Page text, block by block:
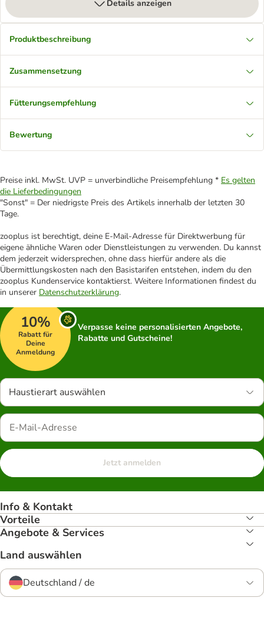
Details anzeigen
Produktbeschreibung
Zusammensetzung
Fütterungsempfehlung
Bewertung
Preise inkl. MwSt. UVP = unverbindliche Preisempfehlung * Es gelten
die Lieferbedingungen
"Sonst" = Der niedrigste Preis des Artikels innerhalb der letzten 30
Tage.
zooplus ist berechtigt, deine E-Mail-Adresse für Direktwerbung für
eigene ähnliche Waren oder Dienstleistungen zu verwenden. Du kannst
dem jederzeit widersprechen, ohne dass hierfür andere als die
Übermittlungskosten nach den Basistarifen entstehen, indem du den
zooplus Kundenservice kontaktierst. Weitere Informationen findest du
in unserer Datenschutzerklärung.
10%
Rabatt für
Deine
Anmeldung
Verpasse keine personalisierten Angebote,
Rabatte und Gutscheine!
Haustierart auswählen
Jetzt anmelden
Info & Kontakt
Vorteile
Angebote & Services
Land auswählen
Deutschland / de